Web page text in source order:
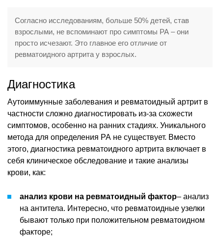
Согласно исследованиям, больше 50% детей, став
взрослыми, не вспоминают про симптомы РА – они
просто исчезают. Это главное его отличие от
ревматоидного артрита у взрослых.
Диагностика
Аутоиммунные заболевания и ревматоидный артрит в
частности сложно диагностировать из-за схожести
симптомов, особенно на ранних стадиях. Уникального
метода для определения РА не существует. Вместо
этого, диагностика ревматоидного артрита включает в
себя клиническое обследование и такие анализы
крови, как:
анализ крови на ревматоидный фактор– анализ
на антитела. Интересно, что ревматоидные узелки
бывают только при положительном ревматоидном
факторе;